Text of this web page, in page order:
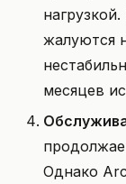
жалуются
месяцев
Однако